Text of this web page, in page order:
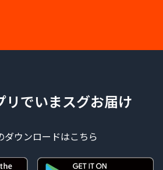
リでいまスグお届け
ダウンロードはこちら